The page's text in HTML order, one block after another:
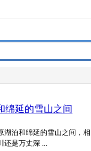
绵延的雪山之间
泊和绵延的雪山之间，
还是万丈深 ...